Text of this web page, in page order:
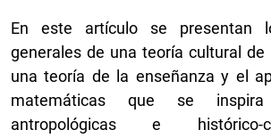
En este artículo se presentan
generales de una teoría cultural
una teoría de la enseñanza y el
matemáticas que se
antropológicas e histórico-